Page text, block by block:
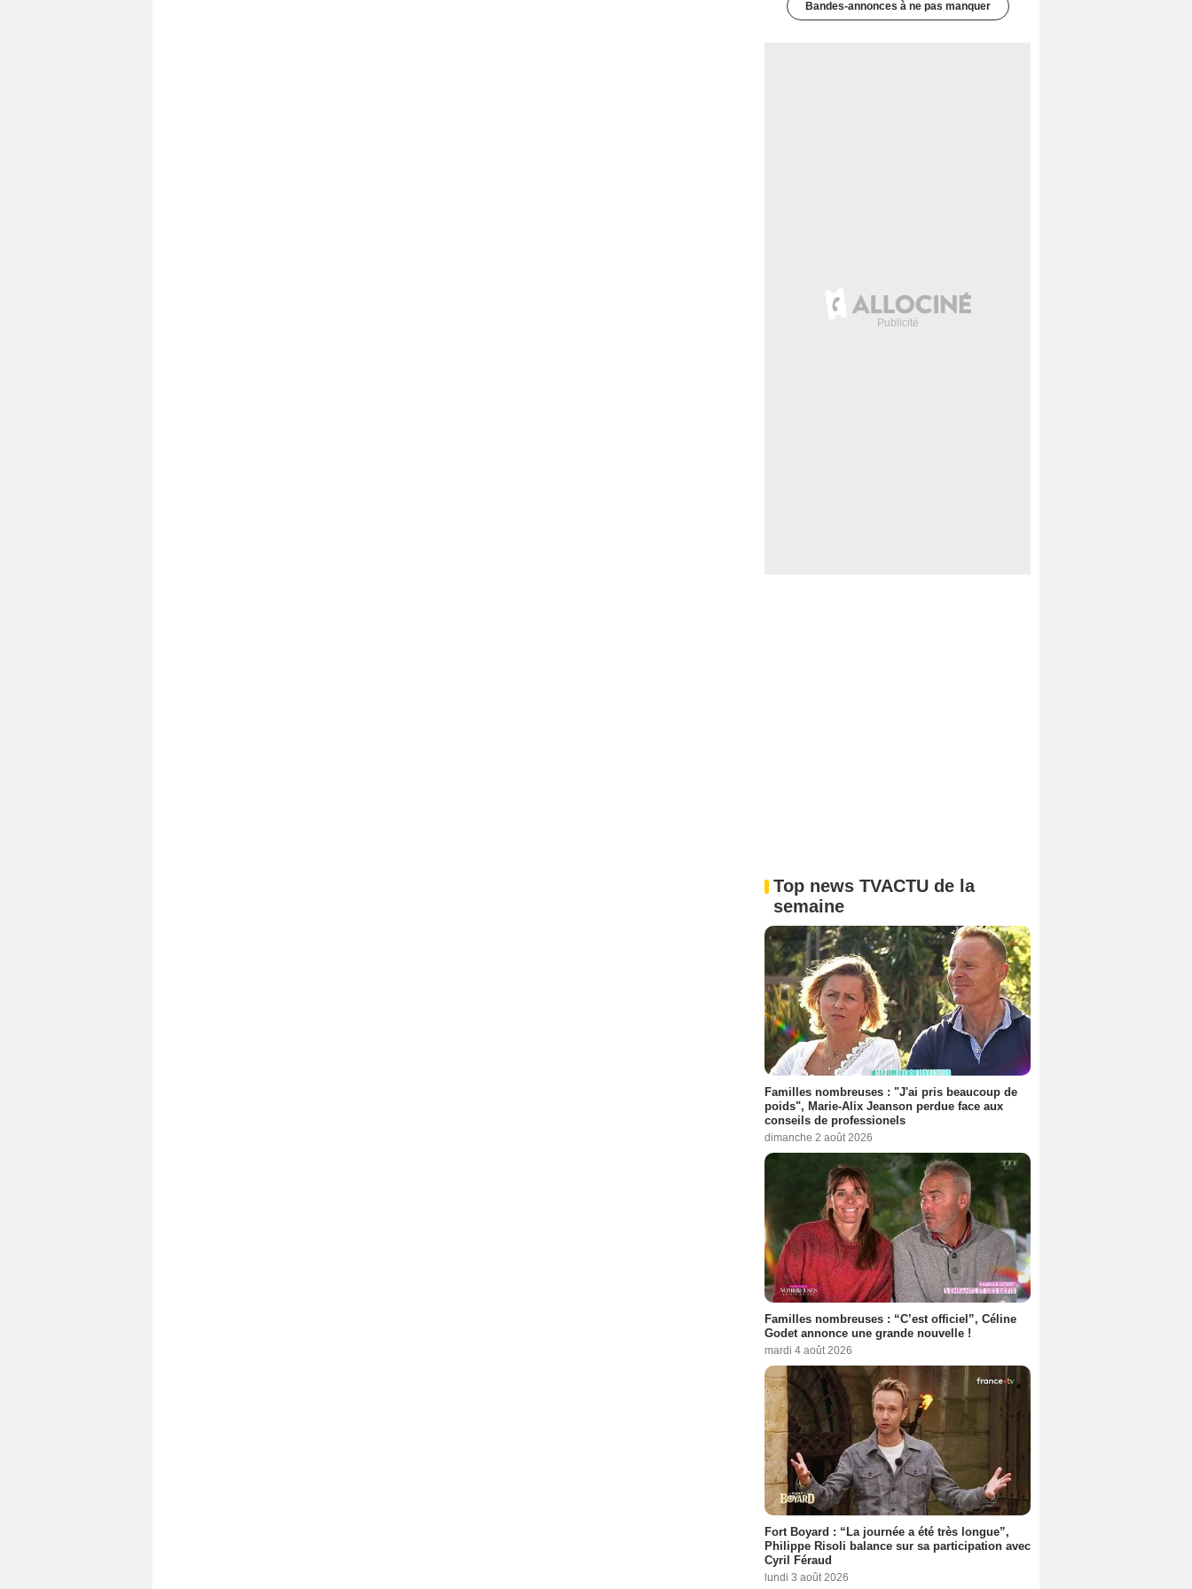
Bandes-annonces à ne pas manquer
Top news TVACTU de la
semaine
Familles nombreuses : "J'ai pris beaucoup de
poids", Marie-Alix Jeanson perdue face aux
conseils de professionels
dimanche 2 août 2026
Familles nombreuses : “C’est officiel”, Céline
Godet annonce une grande nouvelle !
mardi 4 août 2026
Fort Boyard : “La journée a été très longue”,
Philippe Risoli balance sur sa participation avec
Cyril Féraud
lundi 3 août 2026